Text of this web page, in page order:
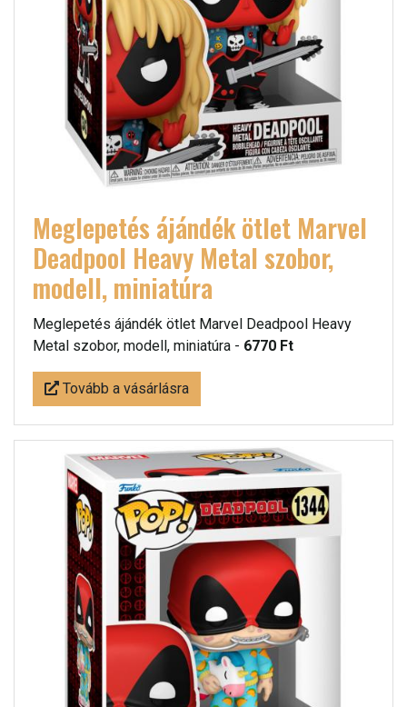
Meglepetés ájándék ötlet Marvel
Deadpool Heavy Metal szobor,
modell, miniatúra
Meglepetés ájándék ötlet Marvel Deadpool Heavy
Metal szobor, modell, miniatúra - 6770 Ft
Tovább a vásárlásra